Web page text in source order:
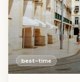
best-time